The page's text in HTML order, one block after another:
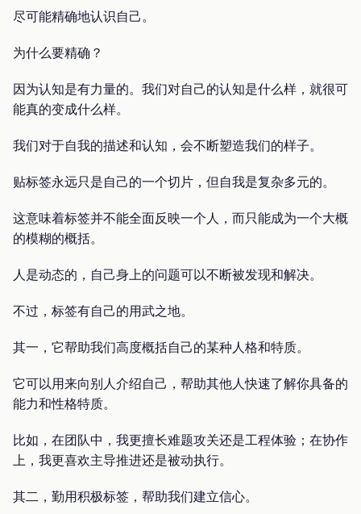
尽可能精确地认识自己。
为什么要精确？
因为认知是有力量的。我们对自己的认知是什么样，就很可
能真的变成什么样。
我们对于自我的描述和认知，会不断塑造我们的样子。
贴标签永远只是自己的一个切片，但自我是复杂多元的。
这意味着标签并不能全面反映一个人，而只能成为一个大概
的模糊的概括。
人是动态的，自己身上的问题可以不断被发现和解决。
不过，标签有自己的用武之地。
其一，它帮助我们高度概括自己的某种人格和特质。
它可以用来向别人介绍自己，帮助其他人快速了解你具备的
能力和性格特质。
比如，在团队中，我更擅长难题攻关还是工程体验；在协作
上，我更喜欢主导推进还是被动执行。
其二，勤用积极标签，帮助我们建立信心。